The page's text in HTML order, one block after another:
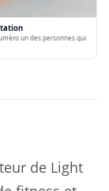
un des personnes qui
de Light